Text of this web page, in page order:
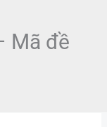
Mã đề